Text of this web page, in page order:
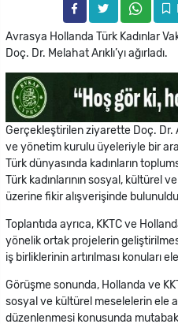
Avrasya Hollanda Türk Kadınlar
Doç. Dr. Melahat Arıklı’yı ağırladı.
Gerçekleştirilen ziyarette Doç. Dr.
ve yönetim kurulu üyeleriyle bir
Türk dünyasında kadınların
Türk kadınlarının sosyal, kültürel
üzerine fikir alışverişinde
Toplantıda ayrıca, KKTC ve
yönelik ortak projelerin
iş birliklerinin artırılması konuları ele
Görüşme sonunda, Hollanda ve
sosyal ve kültürel meselelerin ele
düzenlenmesi konusunda